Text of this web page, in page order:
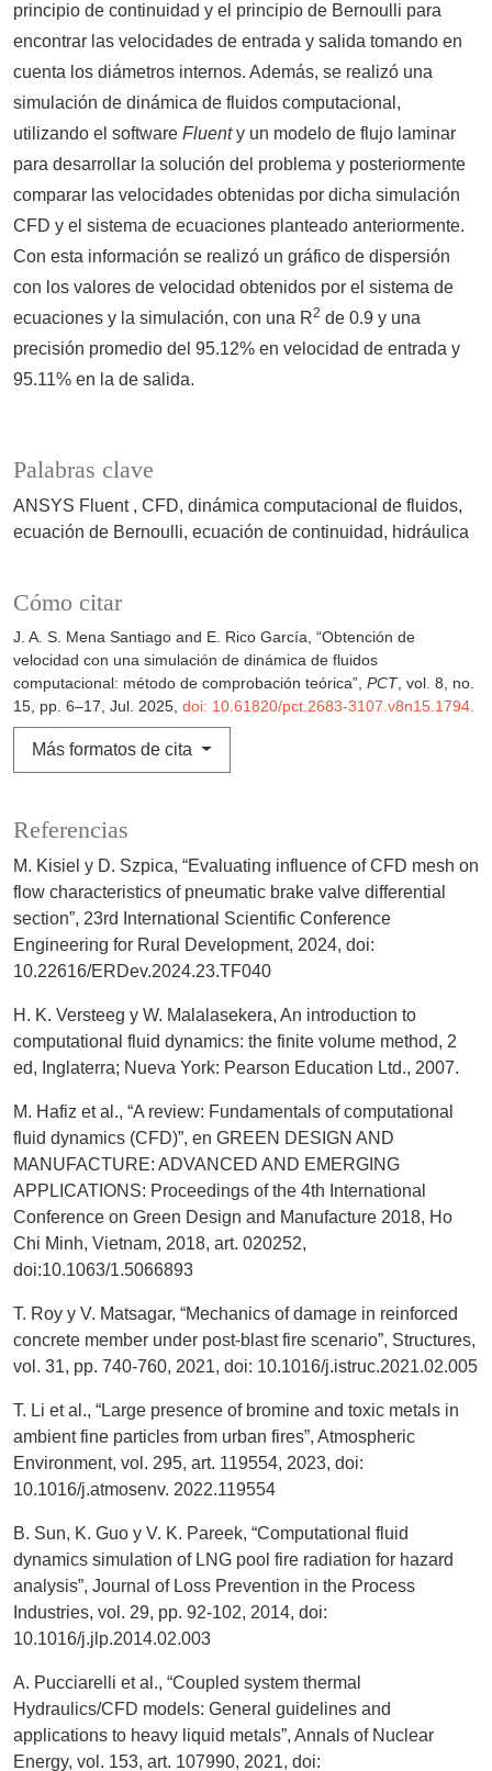
Palabras clave
ANSYS Fluent CFD dinámica computacional de fluidos
ecuación de Bernoulli ecuación de continuidad hidráulica
Cómo citar
J. A. S. Mena Santiago and E. Rico García, “Obtención de
velocidad con una simulación de dinámica de fluidos
computacional: método de comprobación teórica”, PCT, vol. 8, no.
15, pp. 6–17, Jul. 2025, doi: 10.61820/pct.2683-3107.v8n15.1794.
Más formatos de cita
principio de continuidad y el principio de Bernoulli para
encontrar las velocidades de entrada y salida tomando en
cuenta los diámetros internos. Además, se realizó una
simulación de dinámica de fluidos computacional,
utilizando el software Fluenty un modelo de flujo laminar
para desarrollar la solución del problema y posteriormente
comparar las velocidades obtenidas por dicha simulación
CFD y el sistema de ecuaciones planteado anteriormente.
Con esta información se realizó un gráfico de dispersión
con los valores de velocidad obtenidos por el sistema de
ecuaciones y la simulación, con una R2 de 0.9 y una
precisión promedio del 95.12% en velocidad de entrada y
95.11% en la de salida.
Referencias
M. Kisiel y D. Szpica, “Evaluating influence of CFD mesh on
flow characteristics of pneumatic brake valve differential
section”, 23rd International Scientific Conference
Engineering for Rural Development, 2024, doi:
10.22616/ERDev.2024.23.TF040
H. K. Versteeg y W. Malalasekera, An introduction to
computational fluid dynamics: the finite volume method, 2
ed, Inglaterra; Nueva York: Pearson Education Ltd., 2007.
M. Hafiz et al., “A review: Fundamentals of computational
fluid dynamics (CFD)”, en GREEN DESIGN AND
MANUFACTURE: ADVANCED AND EMERGING
APPLICATIONS: Proceedings of the 4th International
Conference on Green Design and Manufacture 2018, Ho
Chi Minh, Vietnam, 2018, art. 020252,
doi:10.1063/1.5066893
T. Roy y V. Matsagar, “Mechanics of damage in reinforced
concrete member under post-blast fire scenario”, Structures,
vol. 31, pp. 740-760, 2021, doi: 10.1016/j.istruc.2021.02.005
T. Li et al., “Large presence of bromine and toxic metals in
ambient fine particles from urban fires”, Atmospheric
Environment, vol. 295, art. 119554, 2023, doi:
10.1016/j.atmosenv. 2022.119554
B. Sun, K. Guo y V. K. Pareek, “Computational fluid
dynamics simulation of LNG pool fire radiation for hazard
analysis”, Journal of Loss Prevention in the Process
Industries, vol. 29, pp. 92-102, 2014, doi:
10.1016/j.jlp.2014.02.003
A. Pucciarelli et al., “Coupled system thermal
Hydraulics/CFD models: General guidelines and
applications to heavy liquid metals”, Annals of Nuclear
Energy, vol. 153, art. 107990, 2021, doi: